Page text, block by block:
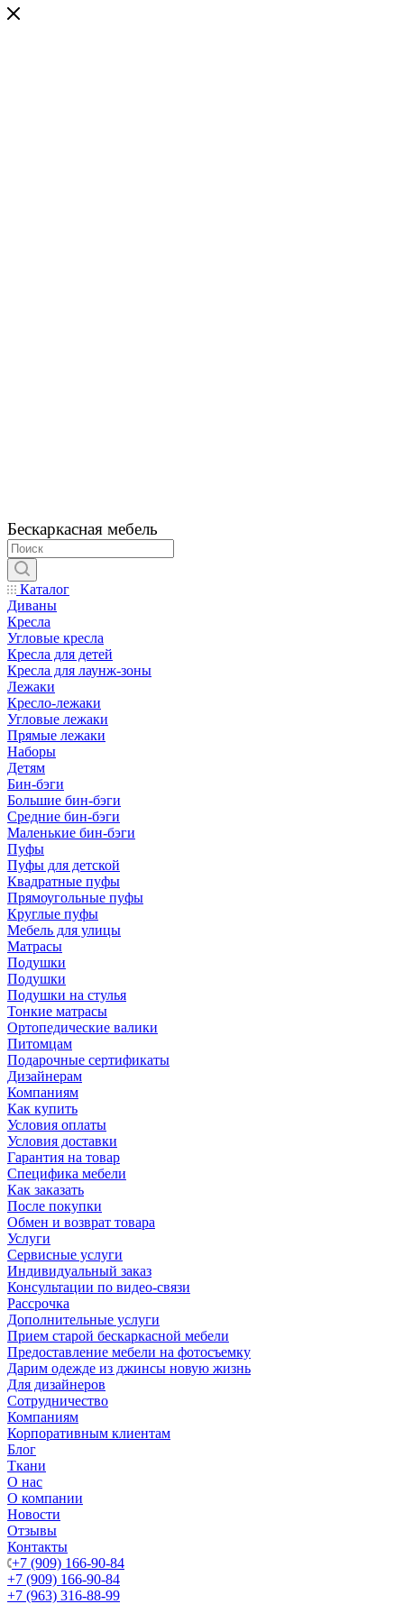
Бескаркасная мебель
Каталог
Диваны
Кресла
Угловые кресла
Кресла для детей
Кресла для лаунж-зоны
Лежаки
Кресло-лежаки
Угловые лежаки
Прямые лежаки
Наборы
Детям
Бин-бэги
Большие бин-бэги
Средние бин-бэги
Маленькие бин-бэги
Пуфы
Пуфы для детской
Квадратные пуфы
Прямоугольные пуфы
Круглые пуфы
Мебель для улицы
Матрасы
Подушки
Подушки
Подушки на стулья
Тонкие матрасы
Ортопедические валики
Питомцам
Подарочные сертификаты
Дизайнерам
Компаниям
Как купить
Условия оплаты
Условия доставки
Гарантия на товар
Специфика мебели
Как заказать
После покупки
Обмен и возврат товара
Услуги
Сервисные услуги
Индивидуальный заказ
Консультации по видео-связи
Рассрочка
Дополнительные услуги
Прием старой бескаркасной мебели
Предоставление мебели на фотосъемку
Дарим одежде из джинсы новую жизнь
Для дизайнеров
Сотрудничество
Компаниям
Корпоративным клиентам
Блог
Ткани
О нас
О компании
Новости
Отзывы
Контакты
+7 (909) 166-90-84
+7 (909) 166-90-84
+7 (963) 316-88-99